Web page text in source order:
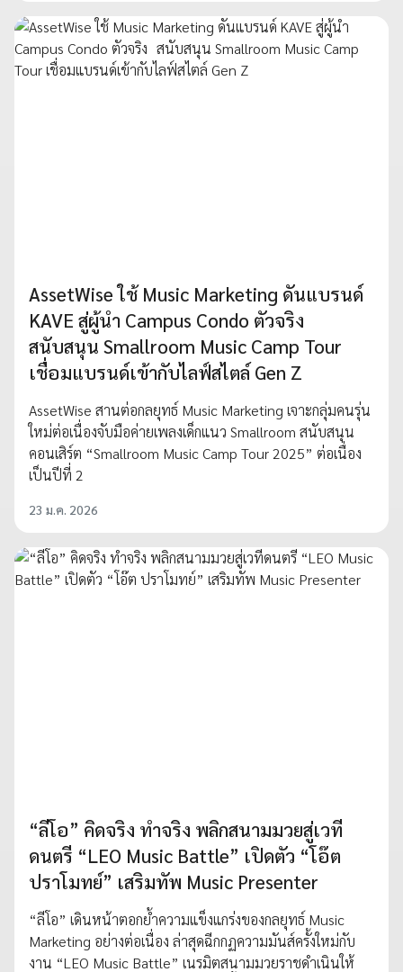
AssetWise ใช้ Music Marketing ดันแบรนด์
KAVE สู่ผู้นำ Campus Condo ตัวจริง
สนับสนุน Smallroom Music Camp Tour
เชื่อมแบรนด์เข้ากับไลฟ์สไตล์ Gen Z
AssetWise สานต่อกลยุทธ์ Music Marketing เจาะกลุ่มคนรุ่น
ใหม่ต่อเนื่องจับมือค่ายเพลงเด็กแนว Smallroom สนับสนุน
คอนเสิร์ต “Smallroom Music Camp Tour 2025” ต่อเนื่อง
เป็นปีที่ 2
23 ม.ค. 2026
“ลีโอ” คิดจริง ทำจริง พลิกสนามมวยสู่เวที
ดนตรี “LEO Music Battle” เปิดตัว “โอ๊ต
ปราโมทย์” เสริมทัพ Music Presenter
“ลีโอ” เดินหน้าตอกย้ำความแข็งแกร่งของกลยุทธ์ Music
Marketing อย่างต่อเนื่อง ล่าสุดฉีกกฏความมันส์ครั้งใหม่กับ
งาน “LEO Music Battle” เนรมิตสนามมวยราชดำเนินให้